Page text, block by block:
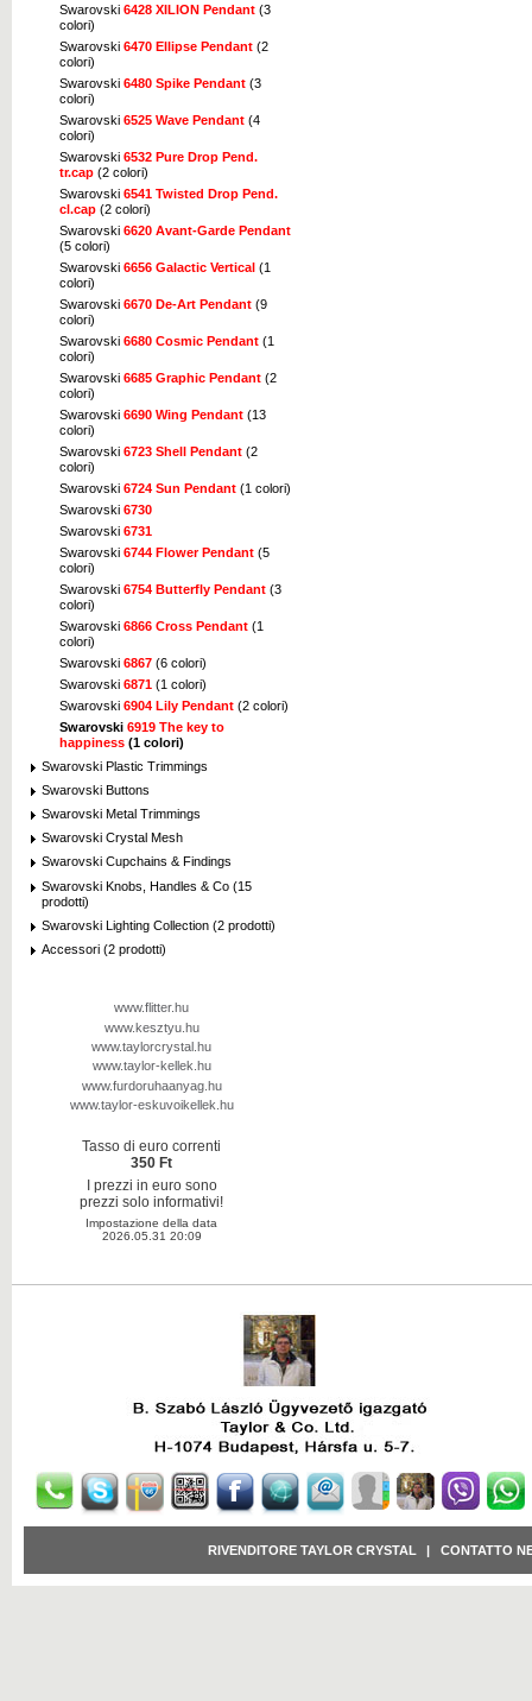
Swarovski 6428 XILION Pendant (3
colori)
Swarovski 6470 Ellipse Pendant (2
colori)
Swarovski 6480 Spike Pendant (3
colori)
Swarovski 6525 Wave Pendant (4
colori)
Swarovski 6532 Pure Drop Pend.
tr.cap (2 colori)
Swarovski 6541 Twisted Drop Pend.
cl.cap (2 colori)
Swarovski 6620 Avant-Garde Pendant
(5 colori)
Swarovski 6656 Galactic Vertical (1
colori)
Swarovski 6670 De-Art Pendant (9
colori)
Swarovski 6680 Cosmic Pendant (1
colori)
Swarovski 6685 Graphic Pendant (2
colori)
Swarovski 6690 Wing Pendant (13
colori)
Swarovski 6723 Shell Pendant (2
colori)
Swarovski 6724 Sun Pendant (1 colori)
Swarovski 6730
Swarovski 6731
Swarovski 6744 Flower Pendant (5
colori)
Swarovski 6754 Butterfly Pendant (3
colori)
Swarovski 6866 Cross Pendant (1
colori)
Swarovski 6867 (6 colori)
Swarovski 6871 (1 colori)
Swarovski 6904 Lily Pendant (2 colori)
Swarovski 6919 The key to
happiness (1 colori)
Swarovski Plastic Trimmings
Swarovski Buttons
Swarovski Metal Trimmings
Swarovski Crystal Mesh
Swarovski Cupchains & Findings
Swarovski Knobs, Handles & Co (15
prodotti)
Swarovski Lighting Collection (2 prodotti)
Accessori (2 prodotti)
www.flitter.hu
www.kesztyu.hu
www.taylorcrystal.hu
www.taylor-kellek.hu
www.furdoruhaanyag.hu
www.taylor-eskuvoikellek.hu
Tasso di euro correnti
350 Ft
I prezzi in euro sono
prezzi solo informativi!
Impostazione della data
2026.05.31 20:09
RIVENDITORE TAYLOR CRYSTAL CONTATTO